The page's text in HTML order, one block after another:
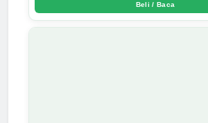
Beli / Baca